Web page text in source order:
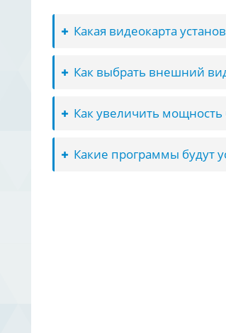
Какая видеокарта
Как выбрать внешний
Как увеличить мощность
Какие программы будут